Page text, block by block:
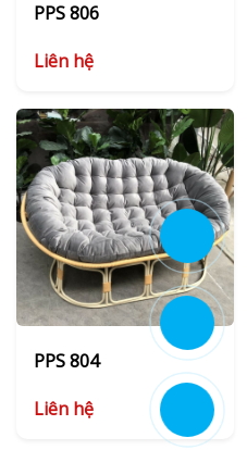
PPS 806
Liên hệ
PPS 804
Liên hệ